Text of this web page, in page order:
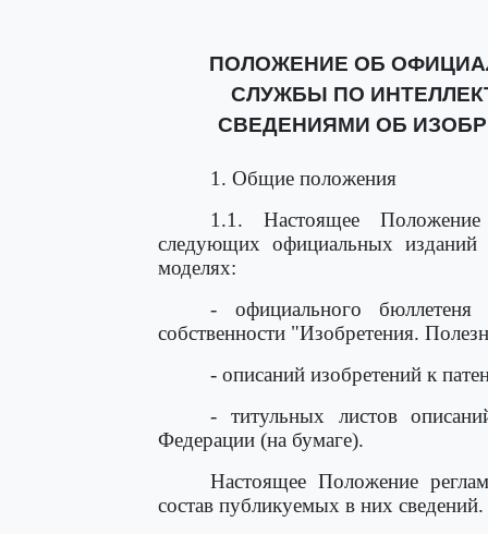
ПОЛОЖЕНИЕ ОБ
СЛУЖБЫ ПО
СВЕДЕНИЯМИ ОБ
1. Общие положения
1.1. Настоящее Положение
следующих официальных
моделях:
- официального бюллетеня
собственности "Изобретения.
- описаний изобретений к
- титульных листов
Федерации (на бумаге).
Настоящее Положение
состав публикуемых в них сведений.